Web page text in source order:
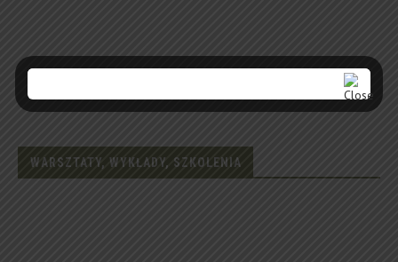
WARSZTATY, WYKŁADY, SZKOLENIA